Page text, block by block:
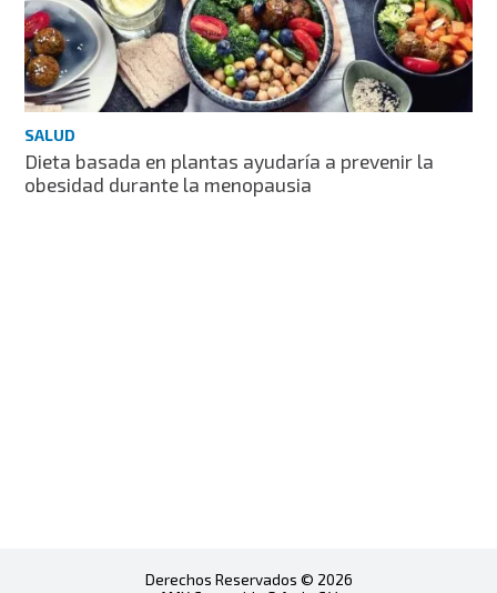
SALUD
Dieta basada en plantas ayudaría a prevenir la
obesidad durante la menopausia
Derechos Reservados © 2026